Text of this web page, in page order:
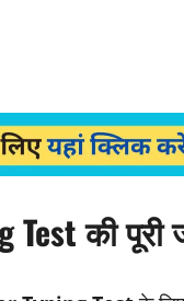
की पूरी